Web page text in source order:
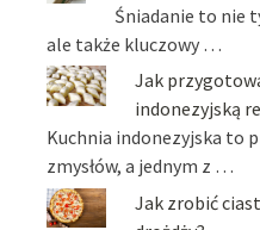
Śniadanie to nie
ale także kluczowy …
Jak
indonezyjską
Kuchnia indonezyjska to
zmysłów, a jednym z …
Jak zrobić